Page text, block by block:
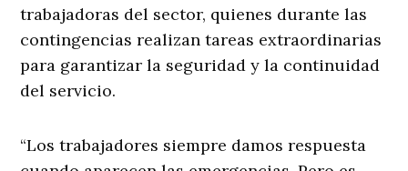
trabajadoras del sector, quienes durante las
contingencias realizan tareas extraordinarias
para garantizar la seguridad y la continuidad
del servicio.
“Los trabajadores siempre damos respuesta